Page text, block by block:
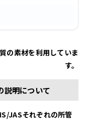
素材を利用していま
す。
説明について
JASそれぞれの所管